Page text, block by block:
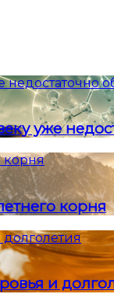
уже
корня
корня
и